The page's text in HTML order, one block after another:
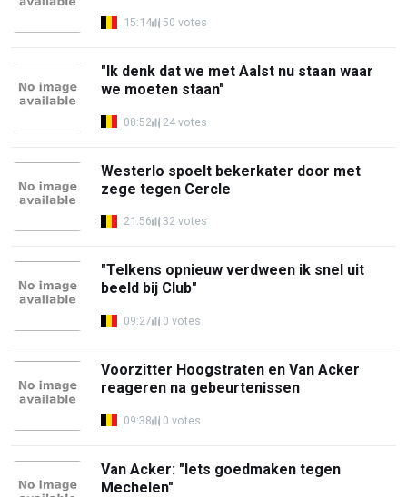
15:14 50 votes
"Ik denk dat we met Aalst nu staan waar
we moeten staan"
08:52 24 votes
Westerlo spoelt bekerkater door met
zege tegen Cercle
21:56 32 votes
"Telkens opnieuw verdween ik snel uit
beeld bij Club"
09:27 0 votes
Voorzitter Hoogstraten en Van Acker
reageren na gebeurtenissen
09:38 0 votes
Van Acker: "Iets goedmaken tegen
Mechelen"